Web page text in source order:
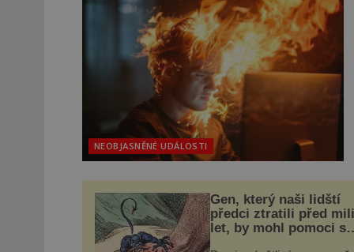
NEOBJASNĚNÉ UDÁLOSTI
Gen, který naši lidští
předci ztratili před
let, by mohl pomoci s